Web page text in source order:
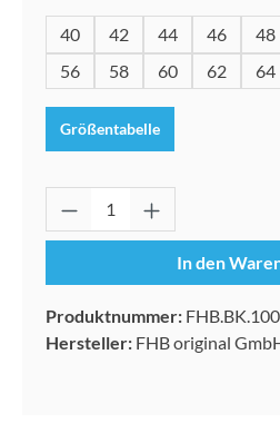
40 42 44 46 48
56
58 60 62 64
Größentabelle
Produkt Anzahl: Gib
In den
Produktnummer:
Hersteller: FHB original